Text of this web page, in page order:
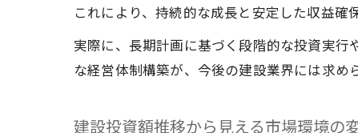
これにより、持続的な成長と安定した収益確
実際に、長期計画に基づく段階的な投資実
な経営体制構築が、今後の建設業界には求め
建設投資額推移から見える市場環境の